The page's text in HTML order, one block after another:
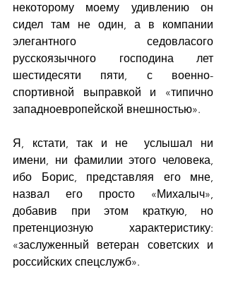
некоторому моему удивлению он
сидел там не один, а в компании
элегантного седовласого
русскоязычного господина лет
шестидесяти пяти, с военно-
спортивной выправкой и «типично
западноевропейской внешностью».
Я, кстати, так и не  услышал ни
имени, ни фамилии этого человека,
ибо Борис, представляя его мне,
назвал его просто «Михалыч»,
добавив при этом краткую, но
претенциозную характеристику:
«заслуженный ветеран советских и
российских спецслужб».